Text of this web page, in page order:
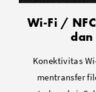
Wi-Fi /
dan
Konektivitas
mentransfer